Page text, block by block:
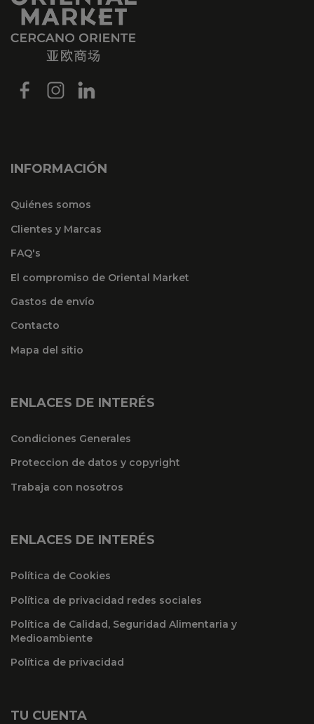
INFORMACIÓN
Quiénes somos
Clientes y Marcas
FAQ's
El compromiso de Oriental Market
Gastos de envío
Contacto
Mapa del sitio
ENLACES DE INTERÉS
Condiciones Generales
Proteccion de datos y copyright
Trabaja con nosotros
ENLACES DE INTERÉS
Política de Cookies
Política de privacidad redes sociales
Política de Calidad, Seguridad Alimentaria y
Medioambiente
Política de privacidad
TU CUENTA